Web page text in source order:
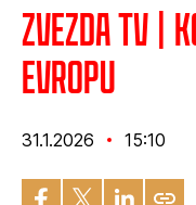
Zvezda TV
Evropu
31.1.2026 15:10